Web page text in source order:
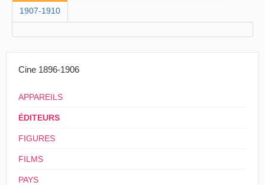
1907-1910
Cine 1896-1906
APPAREILS
ÉDITEURS
FIGURES
FILMS
PAYS